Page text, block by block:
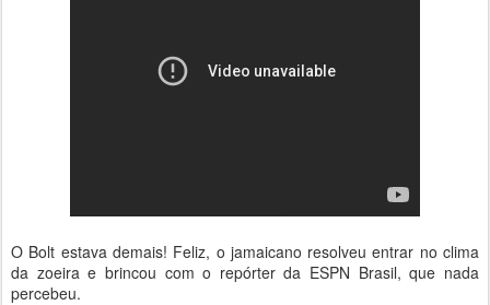
O Bolt estava demais! Feliz, o jamaicano resolveu entrar no clima
da zoeira e brincou com o repórter da ESPN Brasil, que nada
percebeu.